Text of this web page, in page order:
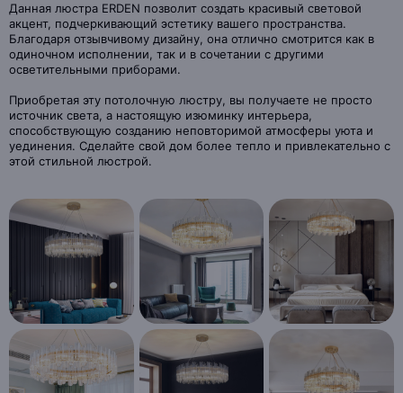
Данная люстра ERDEN позволит создать красивый световой
акцент, подчеркивающий эстетику вашего пространства.
Благодаря отзывчивому дизайну, она отлично смотрится как в
одиночном исполнении, так и в сочетании с другими
осветительными приборами.
Приобретая эту потолочную люстру, вы получаете не просто
источник света, а настоящую изюминку интерьера,
способствующую созданию неповторимой атмосферы уюта и
уединения. Сделайте свой дом более тепло и привлекательно с
этой стильной люстрой.